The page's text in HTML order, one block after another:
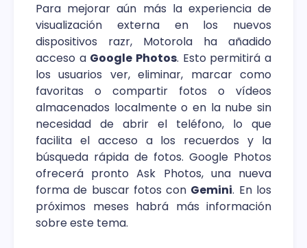
Para mejorar aún más la experiencia de
visualización externa en los nuevos
dispositivos razr, Motorola ha añadido
acceso a Google Photos. Esto permitirá a
los usuarios ver, eliminar, marcar como
favoritas o compartir fotos o vídeos
almacenados localmente o en la nube sin
necesidad de abrir el teléfono, lo que
facilita el acceso a los recuerdos y la
búsqueda rápida de fotos. Google Photos
ofrecerá pronto Ask Photos, una nueva
forma de buscar fotos con Gemini. En los
próximos meses habrá más información
sobre este tema.